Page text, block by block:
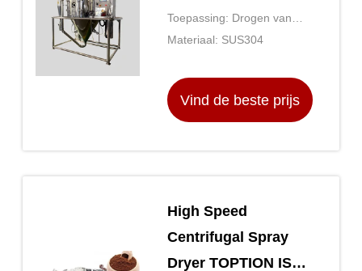
poeder 100kg
Toepassing: Drogen van
vloeibare materialen
Materiaal: SUS304
Vind de beste prijs
High Speed
Centrifugal Spray
Dryer TOPTION ISO